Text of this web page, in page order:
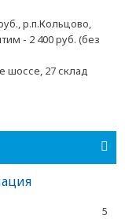
р.п.Кольцово,
- 2 400 руб. (без
шоссе, 27 склад
5